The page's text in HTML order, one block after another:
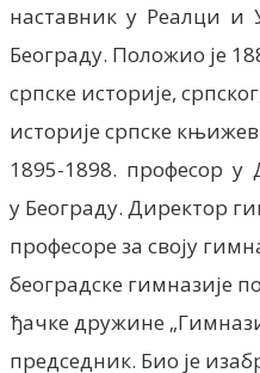
наставник у Реалци и
Београду. Положио је
српске историје,
историје српске
1895-1898. професор у
у Београду. Директор
професоре за своју
београдске гимназије
ђачке дружине
председник. Био је